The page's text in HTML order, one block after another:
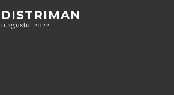
DISTRIMAN
11 agosto, 2022